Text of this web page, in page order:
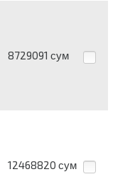
8729091 сум
12468820 сум